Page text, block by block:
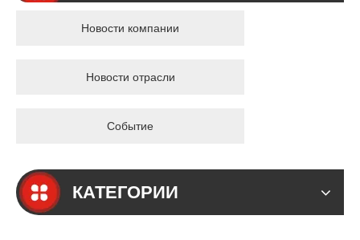
Новости компании
Новости отрасли
Событие
КАТЕГОРИИ